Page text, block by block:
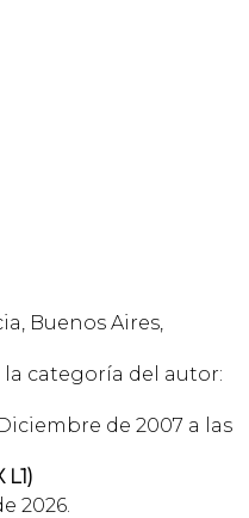
Buenos Aires,
categoría del autor:
de 2007 a las
L1)
2026.